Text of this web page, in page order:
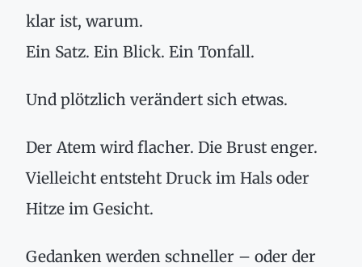
klar ist, warum.
Ein Satz. Ein Blick. Ein Tonfall.
Und plötzlich verändert sich etwas.
Der Atem wird flacher. Die Brust enger.
Vielleicht entsteht Druck im Hals oder
Hitze im Gesicht.
Gedanken werden schneller – oder der